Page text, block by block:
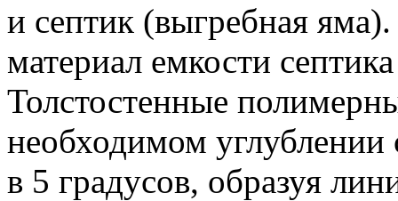
и септик (выгребная
материал емкости
Толстостенные
необходимом
в 5 градусов, образуя